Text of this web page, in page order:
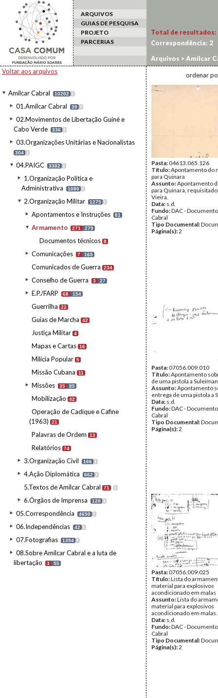
ARQUIVOS
GUIAS DE PESQUISA
PROJETO
PARCERIAS
Voltar aos arquivos
Amílcar Cabral 10202 I
01.Amílcar Cabral 39 I
02.Movimentos de Libertação Guiné e
Cabo Verde
336 I
03.Organizações Unitárias e Nacionalistas
304 I
04.PAIGC 3382 I
1.Organização Política e
Administrativa
1080 I
2.Organização Militar 1275 I
Apontamentos e Instruções 81
Armamento 271 279
Documentos técnicos 8
Comunicações 7 165
Comunicados de Guerra 234
Conselho de Guerra 3 27
E.P./FARP 68 154
Guerrilha 22
Guias de Marcha 42
Justiça Militar 4
Mapas e Cartas 16
Milícia Popular 5
Missão Cubana 11
Missões 35 85
Mobilização 42
Operação de Cadique e Cafine
(1963)
21
Palavras de Ordem 13
Relatórios 74
3.Organização Civil 166 I
4.Ação Diplomática 662 I
5.Textos de Amílcar Cabral 71 I
6.Órgãos de Imprensa 128 I
05.Correspondência 4650 I
06.Independências 42 I
07.Fotografias 1394 I
08.Sobre Amílcar Cabral e a luta de
libertação
3 55
Total de resultados:
Correspondência: 2
Arquivos >Amílcar
ordenar
Pasta:04613.065.126
Título:Apontamento do
para Quinara
Assunto:Apontamento
para Quinara,
Vieira.
Data: s.d.
Fundo:DAC -
Cabral
Tipo Documental:
Página(s):2
Pasta:07056.009.010
Título:Apontamento
de uma pistola a Suleiman
Assunto:Apontamento
entrega de uma pistola a
Data: s.d.
Fundo:DAC -
Cabral
Tipo Documental:
Página(s):2
Pasta:07056.009.025
Título:Lista do
material para explosivos
acondicionado em malas
Assunto:Lista do
material para explosivos
acondicionado em malas.
Data: s.d.
Fundo:DAC -
Cabral
Tipo Documental:
Página(s):2